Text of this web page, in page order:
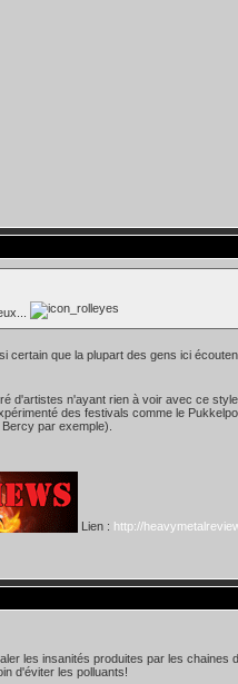
que la plupart des gens ici
d'artistes n'ayant rien à voir avec ce
des festivals comme le
par exemple).
Lien : http://
les insanités produites par les chaines
d'éviter les polluants!